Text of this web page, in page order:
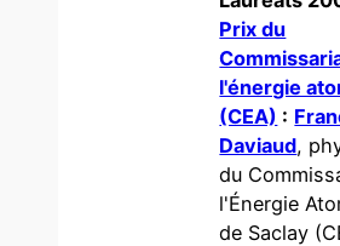
Prix du
l'énergie
(CEA) :
Daviaud,
du
l'Énergie
de Saclay